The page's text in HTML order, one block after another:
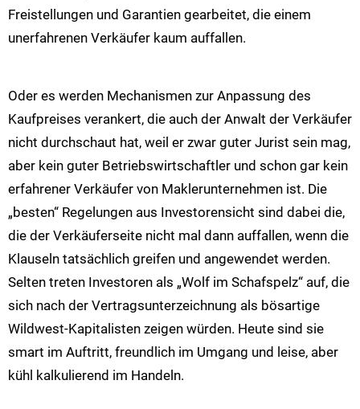
Freistellungen und Garantien gearbeitet, die einem
unerfahrenen Verkäufer kaum auffallen.
Oder es werden Mechanismen zur Anpassung des
Kaufpreises verankert, die auch der Anwalt der Verkäufer
nicht durchschaut hat, weil er zwar guter Jurist sein mag,
aber kein guter Betriebswirtschaftler und schon gar kein
erfahrener Verkäufer von Maklerunternehmen ist. Die
„besten“ Regelungen aus Investorensicht sind dabei die,
die der Verkäuferseite nicht mal dann auffallen, wenn die
Klauseln tatsächlich greifen und angewendet werden.
Selten treten Investoren als „Wolf im Schafspelz“ auf, die
sich nach der Vertragsunterzeichnung als bösartige
Wildwest-Kapitalisten zeigen würden. Heute sind sie
smart im Auftritt, freundlich im Umgang und leise, aber
kühl kalkulierend im Handeln.